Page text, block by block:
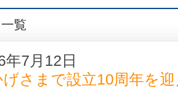
一覧
年7月12日
げさまで設立10周年を